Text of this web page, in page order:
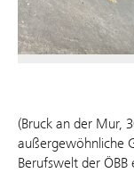
(Bruck an der Mur,
außergewöhnliche
Berufswelt der